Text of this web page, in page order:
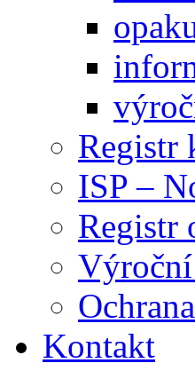
Registr
ISP –
Registr
Kontakt